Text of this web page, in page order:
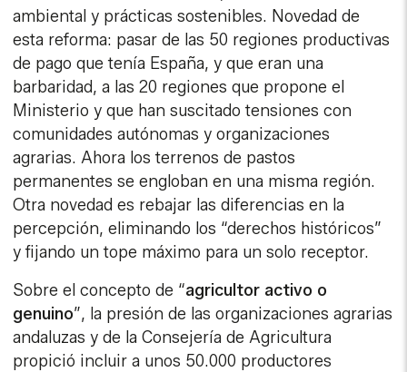
ambiental y prácticas sostenibles. Novedad de
esta reforma: pasar de las 50 regiones productivas
de pago que tenía España, y que eran una
barbaridad, a las 20 regiones que propone el
Ministerio y que han suscitado tensiones con
comunidades autónomas y organizaciones
agrarias. Ahora los terrenos de pastos
permanentes se engloban en una misma región.
Otra novedad es rebajar las diferencias en la
percepción, eliminando los “derechos históricos”
y fijando un tope máximo para un solo receptor.
Sobre el concepto de “agricultor activo o
genuino”, la presión de las organizaciones agrarias
andaluzas y de la Consejería de Agricultura
propició incluir a unos 50.000 productores